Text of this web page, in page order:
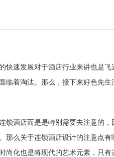
快速发展对于酒店行业来讲也是飞速
着淘汰。那么，接下来好色
锁酒店而是是特别需要去注意的
。那么关于连锁酒店设计的注意点
时尚化也是将现代的艺术元素，